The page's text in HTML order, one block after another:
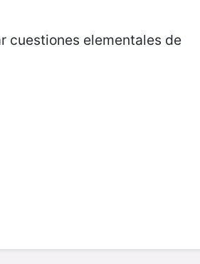
cuestiones elementales de